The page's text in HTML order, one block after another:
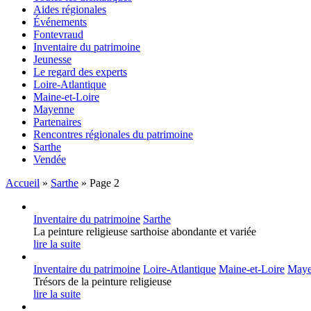
Aides régionales
Événements
Fontevraud
Inventaire du patrimoine
Jeunesse
Le regard des experts
Loire-Atlantique
Maine-et-Loire
Mayenne
Partenaires
Rencontres régionales du patrimoine
Sarthe
Vendée
Accueil » Sarthe » Page 2
Inventaire du patrimoine Sarthe
La peinture religieuse sarthoise abondante et variée
lire la suite
Inventaire du patrimoine Loire-Atlantique Maine-et-Loire
Trésors de la peinture religieuse
lire la suite